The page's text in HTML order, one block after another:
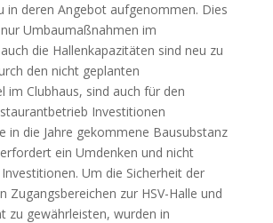
in deren Angebot aufgenommen. Dies
Umbaumaßnahmen im
die Hallenkapazitäten sind neu zu
den nicht geplanten
im Clubhaus, sind auch für den
Investitionen
in die Jahre gekommene Bausubstanz
ein Umdenken und nicht
Um die Sicherheit der
Zugangsbereichen zur HSV-Halle und
zu gewährleisten, wurden in